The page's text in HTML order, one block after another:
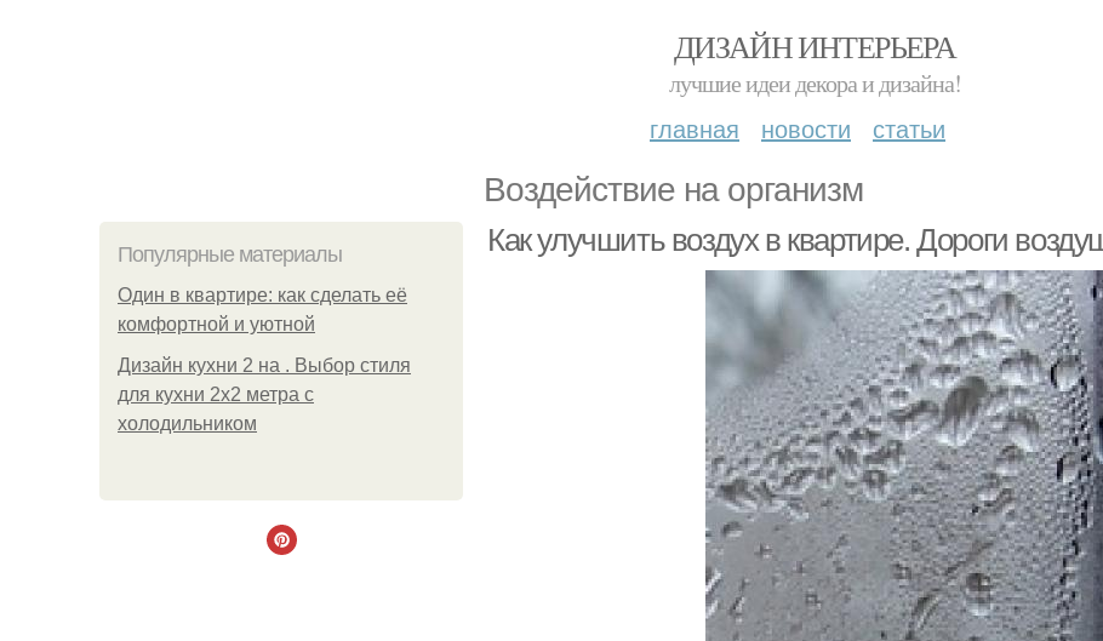
ДИЗАЙН ИНТЕРЬЕРА
лучшие идеи декора и дизайна!
главная новости статьи
Воздействие на организм
Популярные материалы
Один в квартире: как сделать её
комфортной и уютной
Дизайн кухни 2 на . Выбор стиля
для кухни 2х2 метра с
холодильником
Как улучшить воздух в квартире. Дороги